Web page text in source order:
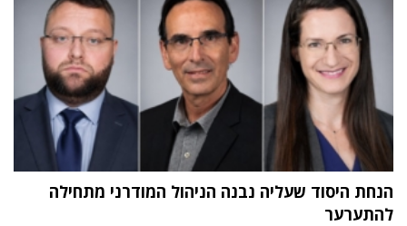
הנחת היסוד שעליה נבנה הניהול המודרני מתחילה
להתערער